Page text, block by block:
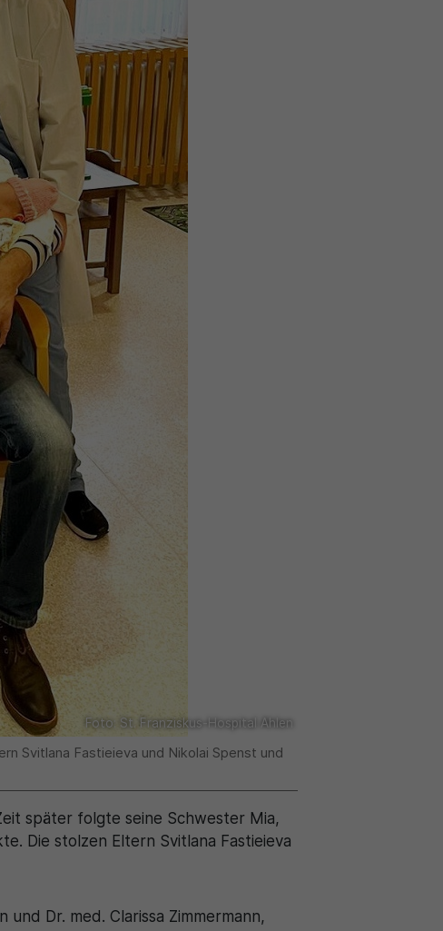
Foto: St. Franziskus-Hospital Ahlen
Svitlana Fastieieva und Nikolai Spenst und
später folgte seine Schwester Mia,
Die stolzen Eltern Svitlana Fastieieva
Dr. med. Clarissa Zimmermann,